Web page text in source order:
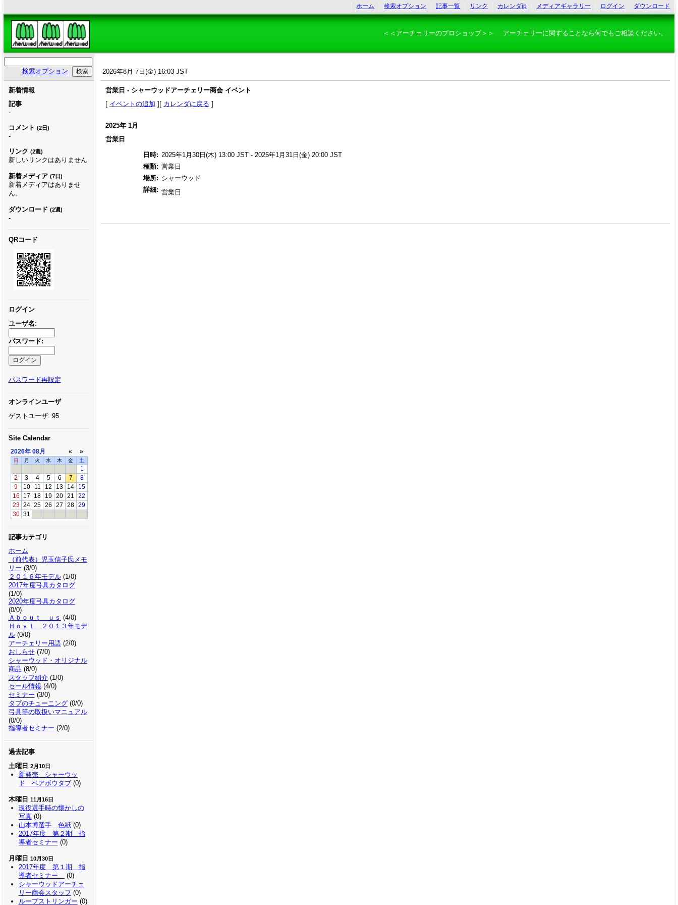
ホーム 検索オプション 記事一覧 リンク カレンダjp メディアギャラリー ログイン ダウンロード
＜＜アーチェリーのプロショップ＞＞ アーチェリーに関することなら何でもご相談ください。
検索オプション
新着情報
記事
-
コメント (2日)
-
リンク (2週)
新しいリンクはありません
新着メディア (7日)
新着メディアはありませ
ん。
ダウンロード (2週)
-
QRコード
ログイン
ユーザ名:
パスワード:
パスワード再設定
オンラインユーザ
ゲストユーザ: 95
Site Calendar
2026年 08月 « »
日 月 火 水 木 金 土
1
2
3 4 5 6 7
8
9
10 11 12 13 14
15
16
17 18 19 20 21
22
23
24 25 26 27 28
29
30
31
記事カテゴリ
ホーム
（前代表）児玉信子氏メモ
リー (3/0)
２０１６年モデル(1/0)
2017年度弓具カタログ
(1/0)
2020年度弓具カタログ
(0/0)
Ａｂｏｕｔ ｕｓ (4/0)
Ｈｏｙｔ ２０１３年モデ
ル(0/0)
アーチェリー用語(2/0)
おしらせ(7/0)
シャーウッド・オリジナル
商品 (8/0)
スタッフ紹介(1/0)
セール情報 (4/0)
セミナー (3/0)
タブのチューニング(0/0)
弓具等の取扱いマニュアル
(0/0)
指導者セミナー (2/0)
過去記事
土曜日 2月10日
新発売 シャーウッ
ド ベアボウタブ(0)
木曜日 11月16日
現役選手時の懐かしの
写真(0)
山本博選手 色紙(0)
2017年度 第２期 指
導者セミナー (0)
月曜日 10月30日
2017年度 第１期 指
導者セミナー
(0)
シャーウッドアーチェ
リー商会スタッフ (0)
ループストリンガー (0)
2026年8月 7日(金) 16:03 JST
営業日 - シャーウッドアーチェリー商会 イベント
[ イベントの追加 ][ カレンダに戻る ]
2025年 1月
営業日
日時: 2025年1月30日(木) 13:00 JST - 2025年1月31日(金) 20:00 JST
種類: 営業日
場所: シャーウッド
詳細: 営業日